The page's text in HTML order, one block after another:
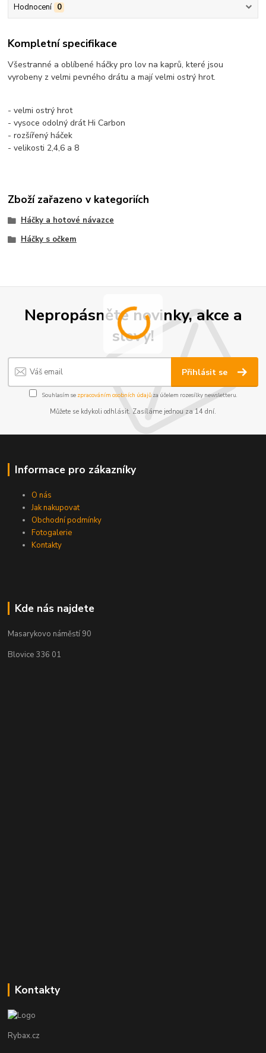
Hodnocení 0
Kompletní specifikace
Všestranné a oblíbené háčky pro lov na kaprů, které jsou
vyrobeny z velmi pevného drátu a mají velmi ostrý hrot.
- velmi ostrý hrot
- vysoce odolný drát Hi Carbon
- rozšířený háček
- velikosti 2,4,6 a 8
Zboží zařazeno v kategoriích
Háčky a hotové návazce
Háčky s očkem
Nepropásněte novinky, akce a
slevy!
Přihlásit se
Souhlasím se zpracováním osobních údajůza účelem rozesílky newsletteru.
Můžete se kdykoli odhlásit. Zasíláme jednou za 14 dní.
Informace pro zákazníky
O nás
Jak nakupovat
Obchodní podmínky
Fotogalerie
Kontakty
Kde nás najdete
Masarykovo náměstí 90
Blovice 336 01
Kontakty
Rybax.cz